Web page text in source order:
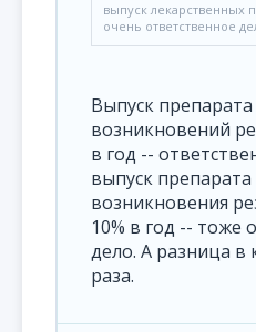
выпуск лекарственных
очень ответственное
Выпуск препарата
возникновений
в год --
выпуск препарата
возникновения
10% в год -- тоже
дело. А разница в
раза.